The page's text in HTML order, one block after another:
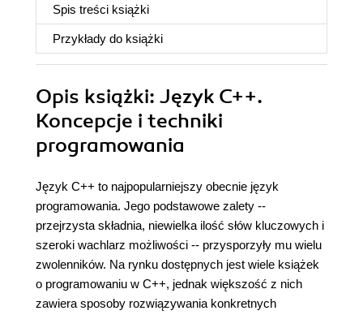
Spis treści książki
Przykłady do książki
Opis książki: Język C++.
Koncepcje i techniki
programowania
Język C++ to najpopularniejszy obecnie język
programowania. Jego podstawowe zalety --
przejrzysta składnia, niewielka ilość słów kluczowych i
szeroki wachlarz możliwości -- przysporzyły mu wielu
zwolenników. Na rynku dostępnych jest wiele książek
o programowaniu w C++, jednak większość z nich
zawiera sposoby rozwiązywania konkretnych